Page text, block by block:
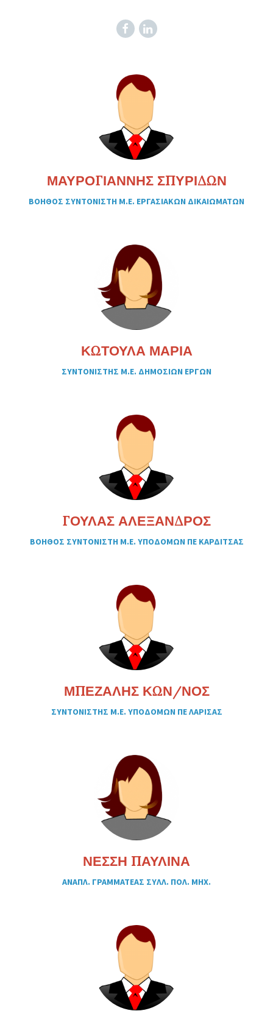
FacebookLinkedIn
ΜΑΥΡΟΓΙΑΝΝΗΣ ΣΠΥΡΙΔΩΝ
ΒΟΗΘΟΣ ΣΥΝΤΟΝΙΣΤΗ Μ.Ε. ΕΡΓΑΣΙΑΚΩΝ ΔΙΚΑΙΩΜΑΤΩΝ
ΚΩΤΟΥΛΑ ΜΑΡΙΑ
ΣΥΝΤΟΝΙΣΤΗΣ Μ.Ε. ΔΗΜΟΣΙΩΝ ΕΡΓΩΝ
ΓΟΥΛΑΣ ΑΛΕΞΑΝΔΡΟΣ
ΒΟΗΘΟΣ ΣΥΝΤΟΝΙΣΤΗ Μ.Ε. ΥΠΟΔΟΜΩΝ ΠΕ ΚΑΡΔΙΤΣΑΣ
ΜΠΕΖΑΛΗΣ ΚΩΝ/ΝΟΣ
ΣΥΝΤΟΝΙΣΤΗΣ Μ.Ε. ΥΠΟΔΟΜΩΝ ΠΕ ΛΑΡΙΣΑΣ
ΝΕΣΣΗ ΠΑΥΛΙΝΑ
ΑΝΑΠΛ. ΓΡΑΜΜΑΤΕΑΣ ΣΥΛΛ. ΠΟΛ. ΜΗΧ.